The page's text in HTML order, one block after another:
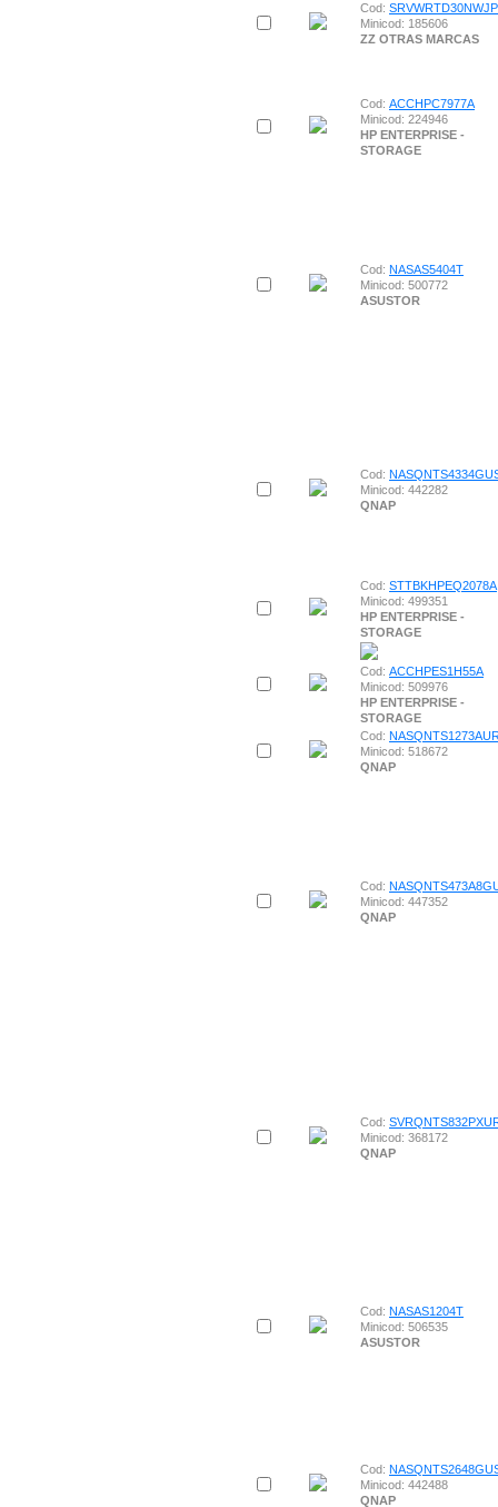
Cod: SRVWRTD30NWJP
Minicod: 185606
ZZ OTRAS MARCAS
Cod: ACCHPC7977A
Minicod: 224946
HP ENTERPRISE -
STORAGE
Cod: NASAS5404T
Minicod: 500772
ASUSTOR
Cod:
Minicod: 442282
QNAP
Cod: STTBKHPEQ2078A
Minicod: 499351
HP ENTERPRISE -
STORAGE
Cod: ACCHPES1H55A
Minicod: 509976
HP ENTERPRISE -
STORAGE
Cod:
Minicod: 518672
QNAP
Cod:
Minicod: 447352
QNAP
Cod:
Minicod: 368172
QNAP
Cod: NASAS1204T
Minicod: 506535
ASUSTOR
Cod:
Minicod: 442488
QNAP